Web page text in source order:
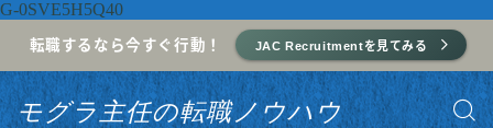
G-0SVE5H5Q40
転職するなら今すぐ行動！ JAC Recruitmentを見てみる
モグラ主任の転職ノウハウ